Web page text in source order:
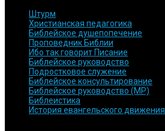
Штурм
Христианская педагогика
Библейское душепопечение
Проповедник Библии
Ибо так говорит Писание
Библейское руководство
Подростковое служение
Библейское консультирование
Библейское руководство (МР)
Библеистика
История евангельского движения